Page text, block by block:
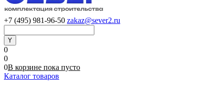
+7 (495) 981-96-50 zakaz@sever2.ru
0
0
0В корзине пока пусто
Каталог товаров